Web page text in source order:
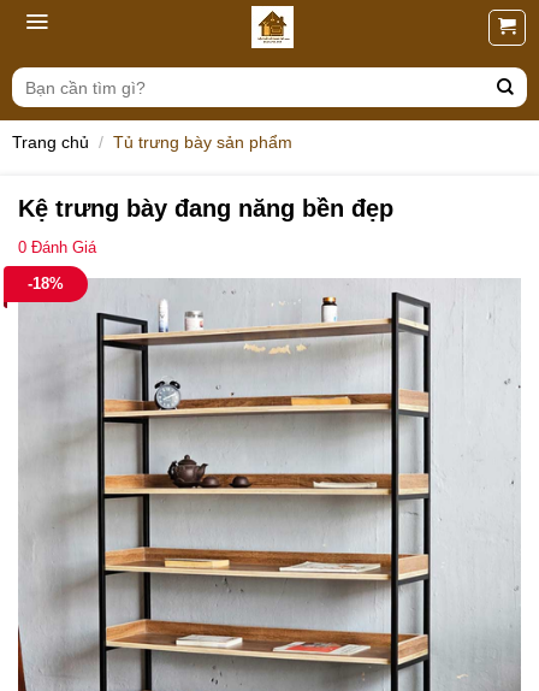
Skip
content
Tìm
kiếm:
Trang chủ / Tủ trưng bày sản phẩm
Kệ trưng bày đang năng bền đẹp
0 Đánh Giá
-18%